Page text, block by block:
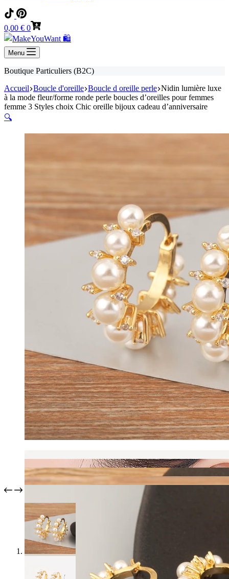
Panier
d’achat
0,00 € 0
Menu
Boutique Particuliers (B2C)
Accueil Boucle d'oreille Boucle d oreille perle Nidin lumière luxe
à la mode fleur/forme ronde perle boucles d’oreilles pour femmes
femme 3 Styles choix Chic oreille bijoux cadeau d’anniversaire
🔍